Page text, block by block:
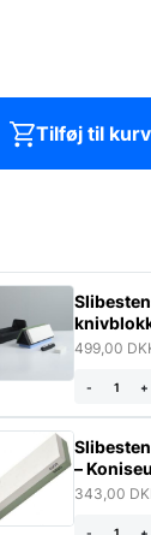
Tilføj til kurv
Slibestens
499,00
- +
–
343,00
- +